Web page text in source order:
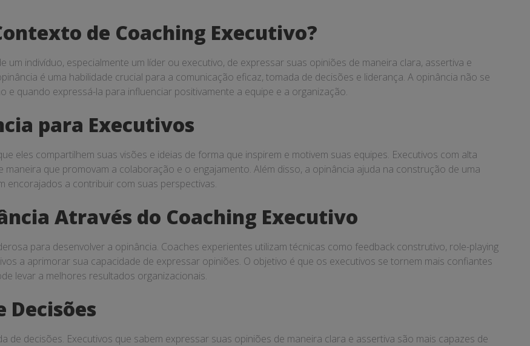
de Coaching Executivo?
um indivíduo, especialmente um líder ou executivo, de expressar suas opiniões de maneira clara, assertiva e
é uma habilidade crucial para a comunicação eficaz, tomada de decisões e liderança. A opinância não se
e quando expressá-la para influenciar positivamente a equipe e a organização.
para Executivos
eles compartilhem suas visões e ideias de forma que inspirem e motivem suas equipes. Executivos com alta
que promovam a colaboração e o engajamento. Além disso, a opinância ajuda na construção de uma
encorajados a contribuir com suas perspectivas.
Através do Coaching Executivo
para desenvolver a opinância. Coaches experientes utilizam técnicas como feedback construtivo, role-playing
a aprimorar sua capacidade de expressar opiniões. O objetivo é que os executivos se tornem mais confiantes
levar a melhores resultados organizacionais.
Decisões
de decisões. Executivos que sabem expressar suas opiniões de maneira clara e assertiva são mais capazes de